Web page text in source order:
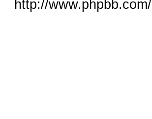
http://www.phpbb.com/